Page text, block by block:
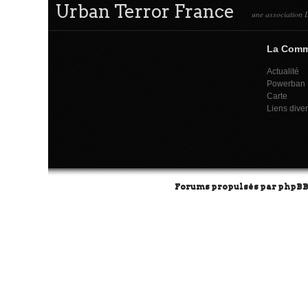
Urban Terror France une association
La
Actualité
Powerban
Carte
Liens
Forums propulsés par phpBB